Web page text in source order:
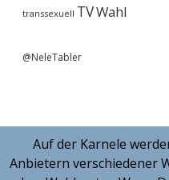
transsexuell TVWahl
@NeleTabler
Auf der Karnele
Anbietern verschiedener